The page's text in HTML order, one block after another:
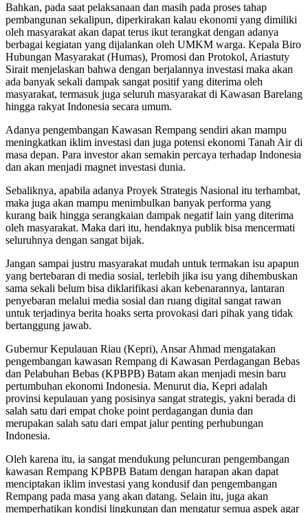
Bahkan, pada saat pelaksanaan dan masih pada proses tahap
pembangunan sekalipun, diperkirakan kalau ekonomi yang dimiliki
oleh masyarakat akan dapat terus ikut terangkat dengan adanya
berbagai kegiatan yang dijalankan oleh UMKM warga. Kepala Biro
Hubungan Masyarakat (Humas), Promosi dan Protokol, Ariastuty
Sirait menjelaskan bahwa dengan berjalannya investasi maka akan
ada banyak sekali dampak sangat positif yang diterima oleh
masyarakat, termasuk juga seluruh masyarakat di Kawasan Barelang
hingga rakyat Indonesia secara umum.
Adanya pengembangan Kawasan Rempang sendiri akan mampu
meningkatkan iklim investasi dan juga potensi ekonomi Tanah Air di
masa depan. Para investor akan semakin percaya terhadap Indonesia
dan akan menjadi magnet investasi dunia.
Sebaliknya, apabila adanya Proyek Strategis Nasional itu terhambat,
maka juga akan mampu menimbulkan banyak performa yang
kurang baik hingga serangkaian dampak negatif lain yang diterima
oleh masyarakat. Maka dari itu, hendaknya publik bisa mencermati
seluruhnya dengan sangat bijak.
Jangan sampai justru masyarakat mudah untuk termakan isu apapun
yang bertebaran di media sosial, terlebih jika isu yang dihembuskan
sama sekali belum bisa diklarifikasi akan kebenarannya, lantaran
penyebaran melalui media sosial dan ruang digital sangat rawan
untuk terjadinya berita hoaks serta provokasi dari pihak yang tidak
bertanggung jawab.
Gubernur Kepulauan Riau (Kepri), Ansar Ahmad mengatakan
pengembangan kawasan Rempang di Kawasan Perdagangan Bebas
dan Pelabuhan Bebas (KPBPB) Batam akan menjadi mesin baru
pertumbuhan ekonomi Indonesia. Menurut dia, Kepri adalah
provinsi kepulauan yang posisinya sangat strategis, yakni berada di
salah satu dari empat choke point perdagangan dunia dan
merupakan salah satu dari empat jalur penting perhubungan
Indonesia.
Oleh karena itu, ia sangat mendukung peluncuran pengembangan
kawasan Rempang KPBPB Batam dengan harapan akan dapat
menciptakan iklim investasi yang kondusif dan pengembangan
Rempang pada masa yang akan datang. Selain itu, juga akan
memperhatikan kondisi lingkungan dan mengatur semua aspek agar